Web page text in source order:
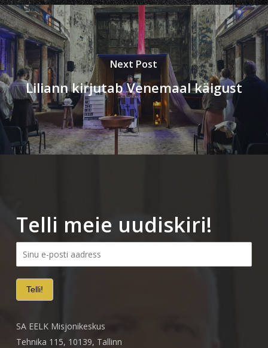
Next Post
Liliann kirjutab Venemaal käigust
Telli meie uudiskiri!
SA EELK Misjonikeskus
Tehnika 115, 10139, Tallinn